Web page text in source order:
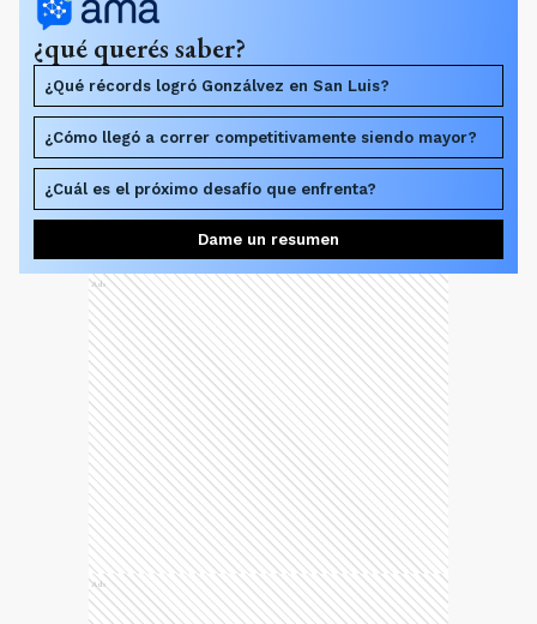
¿qué querés saber?
¿Qué récords logró Gonzálvez en San Luis?
¿Cómo llegó a correr competitivamente siendo mayor?
¿Cuál es el próximo desafío que enfrenta?
Dame un resumen
Ads
Ads